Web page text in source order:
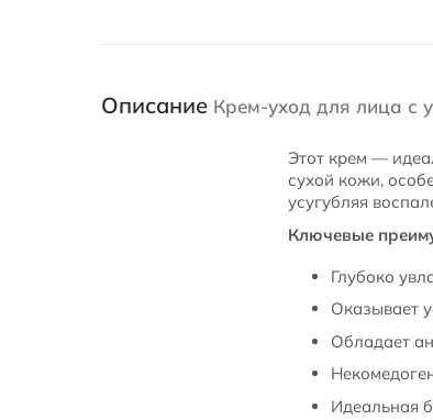
Описание Крем-уход для лица с
Этот крем —
сухой кожи,
усугубляя
Ключевые
Глубоко
Оказывает
Обладает
Идеальная